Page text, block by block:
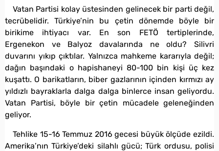
Vatan Partisi kolay üstesinden gelinecek bir parti değil,
tecrübelidir. Türkiye’nin bu çetin dönemde böyle bir
birikime ihtiyacı var. En son FETÖ tertiplerinde,
Ergenekon ve Balyoz davalarında ne oldu? Silivri
duvarını yıkıp çıktılar. Yalnızca mahkeme kararıyla değil;
dağın başındaki o hapishaneyi 80-100 bin kişi üç kez
kuşattı. O barikatların, biber gazlarının içinden kırmızı ay
yıldızlı bayraklarla dalga dalga binlerce insan geliyordu.
Vatan Partisi, böyle bir çetin mücadele geleneğinden
geliyor.
Tehlike 15-16 Temmuz 2016 gecesi büyük ölçüde ezildi.
Amerika’nın Türkiye’deki silahlı gücü; Türk ordusu, polisi